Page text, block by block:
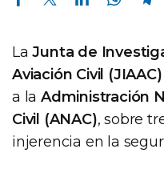
LaJunta de
Aviación Civil (JIAAC)
a la Administración
Civil (ANAC), sobre
injerencia en la